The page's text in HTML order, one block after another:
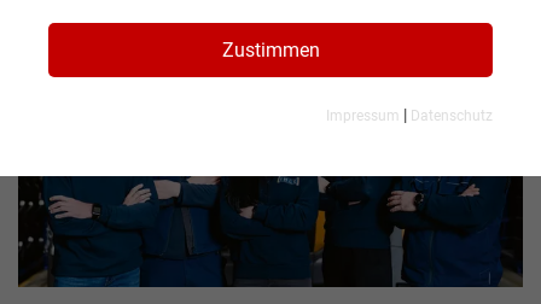
Zustimmen
Impressum | Datenschutz